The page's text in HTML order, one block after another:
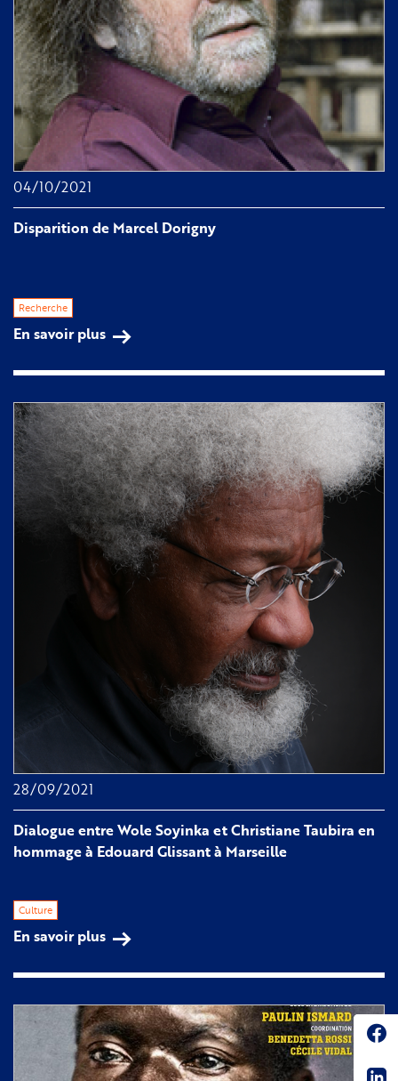
Disparition de Marcel Dorigny
Recherche
04/10/2021
En savoir plus sur
de
Marcel
Dorigny
Dialogue entre Wole Soyinka et Christiane Taubira en
hommage à Edouard Glissant à Marseille
Culture
28/09/2021
En savoir plus sur
entre
Wole
Soyinka
et
Christiane